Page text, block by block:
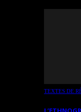
TEXTES DE